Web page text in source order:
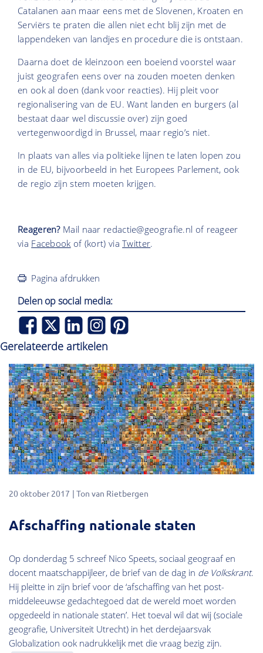
Catalanen aan maar eens met de Slovenen, Kroaten en
Serviërs te praten die allen niet echt blij zijn met de
lappendeken van landjes en procedure die is ontstaan.
Daarna doet de kleinzoon een boeiend voorstel waar
juist geografen eens over na zouden moeten denken
en ook al doen (dank voor reacties). Hij pleit voor
regionalisering van de EU. Want landen en burgers (al
bestaat daar wel discussie over) zijn goed
vertegenwoordigd in Brussel, maar regio’s niet.
In plaats van alles via politieke lijnen te laten lopen zou
in de EU, bijvoorbeeld in het Europees Parlement, ook
de regio zijn stem moeten krijgen.
Reageren?Mail naar redactie@geografie.nl of reageer
via Facebook of (kort) viaTwitter.
Pagina afdrukken
Delen op social media:
Gerelateerde artikelen
20 oktober 2017 Ton van Rietbergen
Afschaffing nationale staten
Op donderdag 5 schreef Nico Speets, sociaal geograaf en
docent maatschappijleer, de brief van de dag in de Volkskrant.
Hij pleitte in zijn brief voor de ‘afschaffing van het post-
middeleeuwse gedachtegoed dat de wereld moet worden
opgedeeld in nationale staten’. Het toeval wil dat wij (sociale
geografie, Universiteit Utrecht) in het derdejaarsvak
Globalization ook nadrukkelijk met die vraag bezig zijn.